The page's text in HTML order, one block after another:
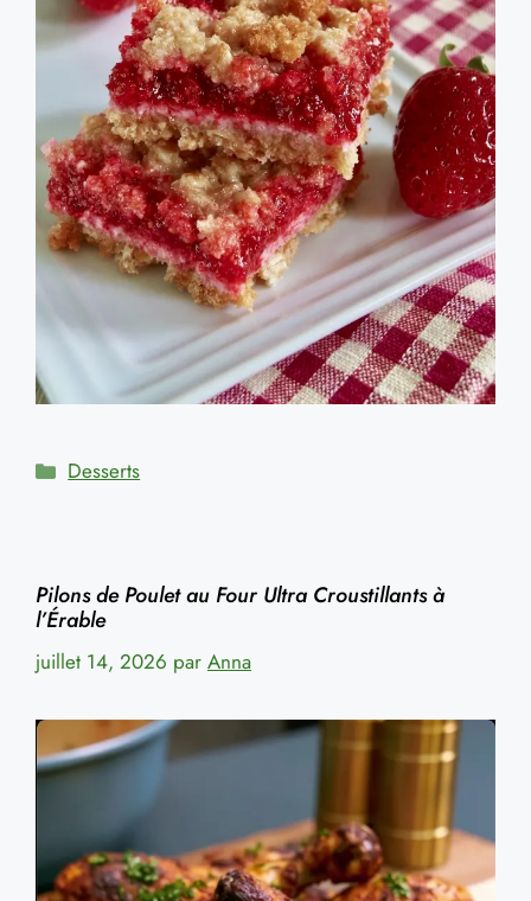
Catégories
Desserts
Pilons de Poulet au Four Ultra Croustillants à
l’Érable
juillet 14, 2026 par Anna